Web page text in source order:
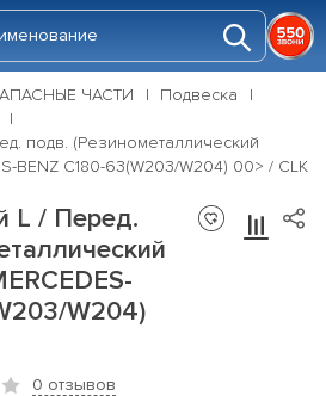
ЧАСТИ
Подвеска
подв. (Резинометаллический
BENZ C180-63(W203/W204) 00> / CLK
L / Перед.
W204)
0 отзывов